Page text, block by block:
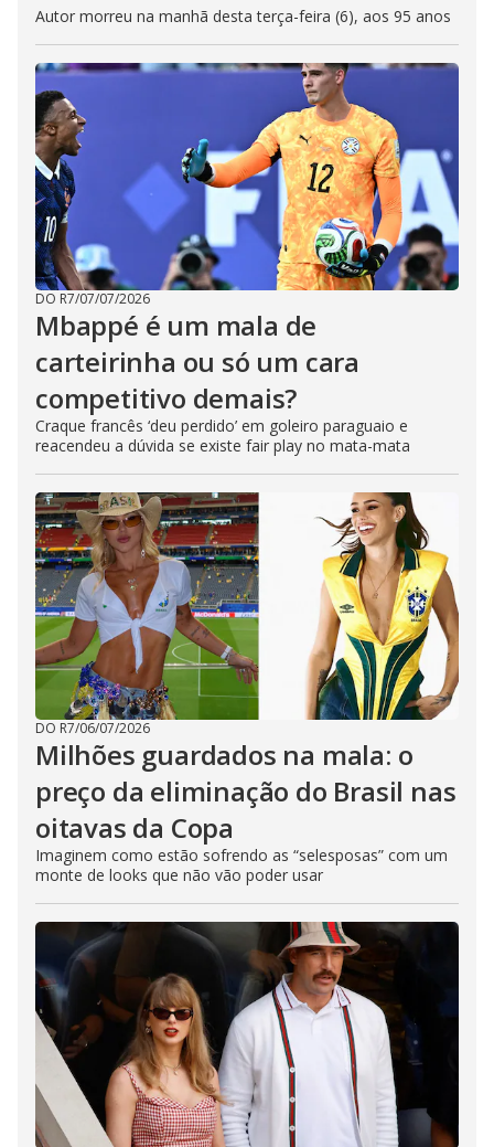
Autor morreu na manhã desta terça-feira (6), aos 95 anos
DO R7/07/07/2026
Mbappé é um mala de
carteirinha ou só um cara
competitivo demais?
Craque francês ‘deu perdido’ em goleiro paraguaio e
reacendeu a dúvida se existe fair play no mata-mata
DO R7/06/07/2026
Milhões guardados na mala: o
preço da eliminação do Brasil nas
oitavas da Copa
Imaginem como estão sofrendo as “selesposas” com um
monte de looks que não vão poder usar